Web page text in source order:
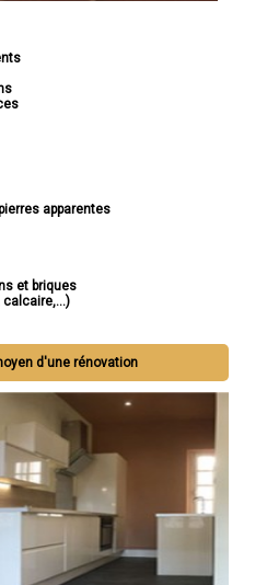
apparentes
et briques
calcaire,...)
d'une rénovation